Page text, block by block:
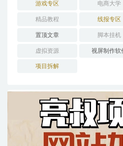
游戏专区 电商大学
精品教程 线报专区
置顶文章 脚本挂机
虚拟资源 视屏制作软
项目拆解